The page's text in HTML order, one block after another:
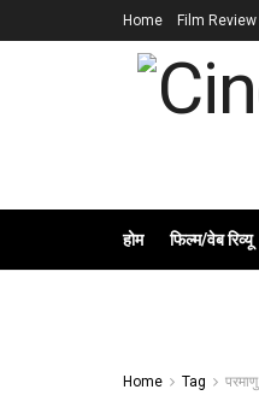
Home Film Review
होम फिल्म/वेब रिव्यू
Home Tag परमाणु